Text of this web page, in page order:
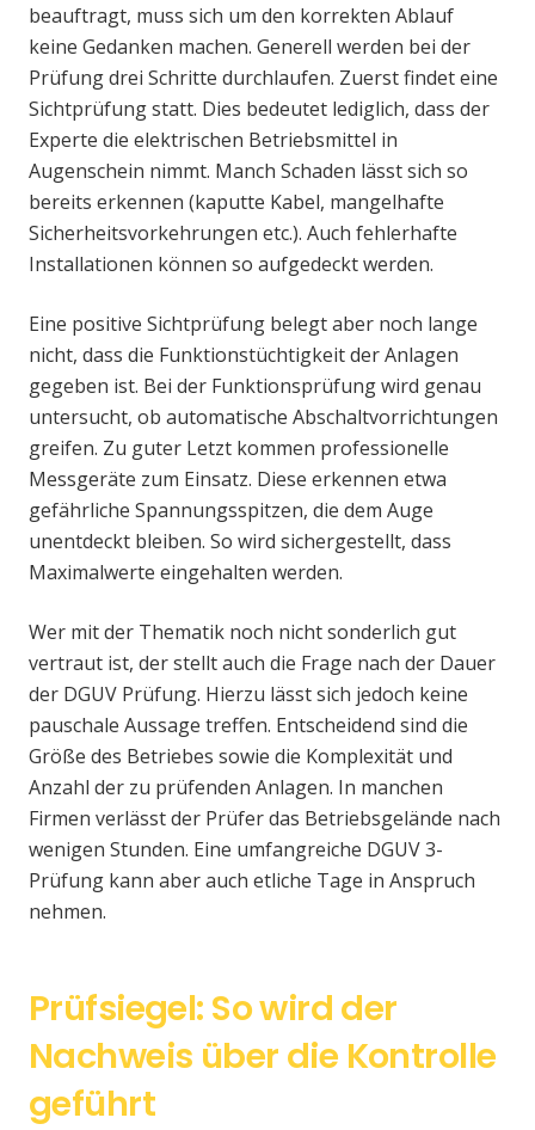
beauftragt, muss sich um den korrekten Ablauf
keine Gedanken machen. Generell werden bei der
Prüfung drei Schritte durchlaufen. Zuerst findet eine
Sichtprüfung statt. Dies bedeutet lediglich, dass der
Experte die elektrischen Betriebsmittel in
Augenschein nimmt. Manch Schaden lässt sich so
bereits erkennen (kaputte Kabel, mangelhafte
Sicherheitsvorkehrungen etc.). Auch fehlerhafte
Installationen können so aufgedeckt werden.
Eine positive Sichtprüfung belegt aber noch lange
nicht, dass die Funktionstüchtigkeit der Anlagen
gegeben ist. Bei der Funktionsprüfung wird genau
untersucht, ob automatische Abschaltvorrichtungen
greifen. Zu guter Letzt kommen professionelle
Messgeräte zum Einsatz. Diese erkennen etwa
gefährliche Spannungsspitzen, die dem Auge
unentdeckt bleiben. So wird sichergestellt, dass
Maximalwerte eingehalten werden.
Wer mit der Thematik noch nicht sonderlich gut
vertraut ist, der stellt auch die Frage nach der Dauer
der DGUV Prüfung. Hierzu lässt sich jedoch keine
pauschale Aussage treffen. Entscheidend sind die
Größe des Betriebes sowie die Komplexität und
Anzahl der zu prüfenden Anlagen. In manchen
Firmen verlässt der Prüfer das Betriebsgelände nach
wenigen Stunden. Eine umfangreiche DGUV 3-
Prüfung kann aber auch etliche Tage in Anspruch
nehmen.
Prüfsiegel: So wird der
Nachweis über die Kontrolle
geführt